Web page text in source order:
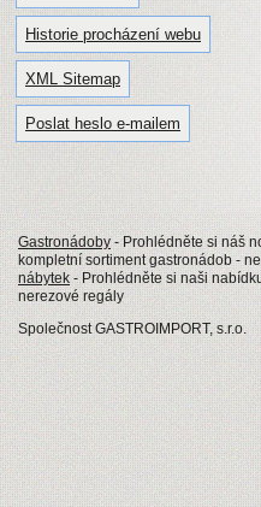
Historie procházení webu
XML Sitemap
Poslat heslo e-mailem
Gastronádoby - Prohlédněte si náš
kompletní sortiment gastronádob -
nábytek - Prohlédněte si naši
nerezové regály
Společnost GASTROIMPORT, s.r.o.